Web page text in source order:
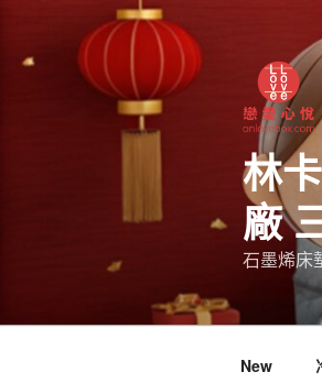
林
廠
石墨烯床
New